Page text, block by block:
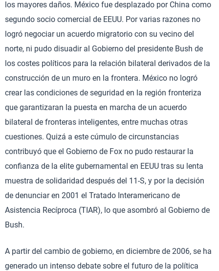
los mayores daños. México fue desplazado por China como
segundo socio comercial de EEUU. Por varias razones no
logró negociar un acuerdo migratorio con su vecino del
norte, ni pudo disuadir al Gobierno del presidente Bush de
los costes políticos para la relación bilateral derivados de la
construcción de un muro en la frontera. México no logró
crear las condiciones de seguridad en la región fronteriza
que garantizaran la puesta en marcha de un acuerdo
bilateral de fronteras inteligentes, entre muchas otras
cuestiones. Quizá a este cúmulo de circunstancias
contribuyó que el Gobierno de Fox no pudo restaurar la
confianza de la elite gubernamental en EEUU tras su lenta
muestra de solidaridad después del 11-S, y por la decisión
de denunciar en 2001 el Tratado Interamericano de
Asistencia Recíproca (TIAR), lo que asombró al Gobierno de
Bush.
A partir del cambio de gobierno, en diciembre de 2006, se ha
generado un intenso debate sobre el futuro de la política